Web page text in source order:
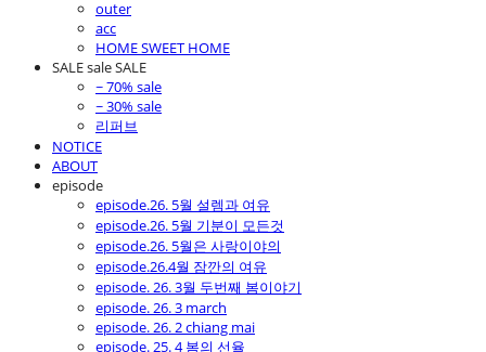
outer
acc
HOME SWEET HOME
SALE sale SALE
~ 70% sale
~ 30% sale
리퍼브
NOTICE
ABOUT
episode
episode.26. 5월 설렘과 여유
episode.26. 5월 기분이 모든것
episode.26. 5월은 사랑이야의
episode.26.4월 잠깐의 여유
episode. 26. 3월 두번째 봄이야기
episode. 26. 3 march
episode. 26. 2 chiang mai
episode. 25. 4 봄의 선율